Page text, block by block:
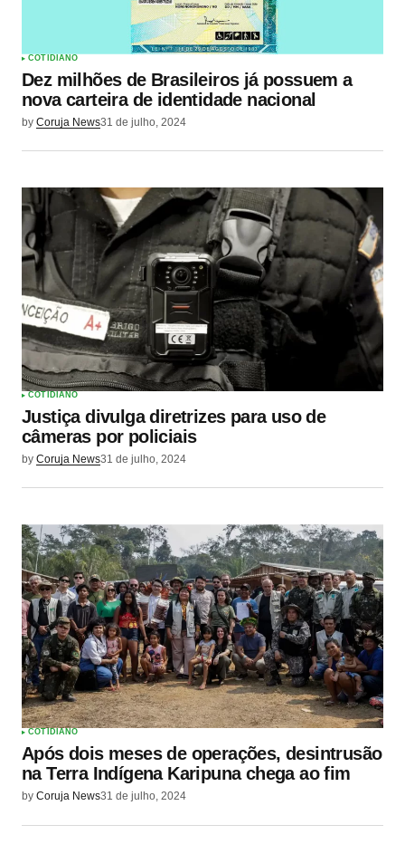
COTIDIANO
Dez milhões de Brasileiros já possuem a
nova carteira de identidade nacional
by Coruja News31 de julho, 2024
COTIDIANO
Justiça divulga diretrizes para uso de
câmeras por policiais
by Coruja News31 de julho, 2024
COTIDIANO
Após dois meses de operações, desintrusão
na Terra Indígena Karipuna chega ao fim
by Coruja News31 de julho, 2024